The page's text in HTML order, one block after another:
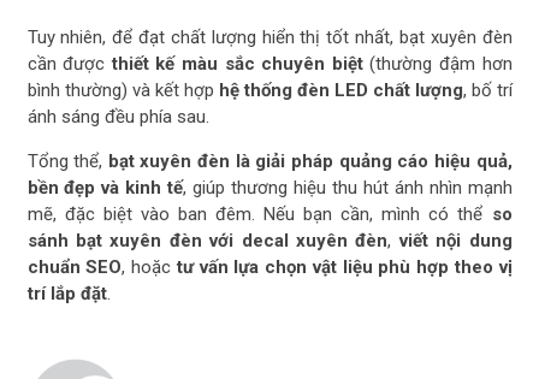
Tuy nhiên, để đạt chất lượng hiển thị tốt nhất, bạt xuyên đèn
cần đượcthiết kế màu sắc chuyên biệt(thường đậm hơn
bình thường) và kết hợp hệ thống đèn LED chất lượng, bố trí
ánh sáng đều phía sau.
Tổng thể, bạt xuyên đèn là giải pháp quảng cáo hiệu quả,
bền đẹp và kinh tế, giúp thương hiệu thu hút ánh nhìn mạnh
mẽ, đặc biệt vào ban đêm. Nếu bạn cần, mình có thể so
sánh bạt xuyên đèn với decal xuyên đèn,viết nội dung
chuẩn SEO, hoặctư vấn lựa chọn vật liệu phù hợp theo vị
trí lắp đặt.